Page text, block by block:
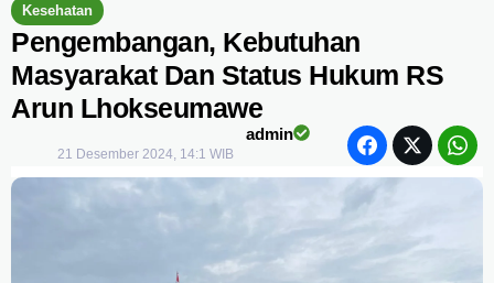
Kesehatan
Pengembangan, Kebutuhan
Masyarakat Dan Status Hukum RS
Arun Lhokseumawe
admin
21 Desember 2024, 14:1 WIB